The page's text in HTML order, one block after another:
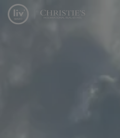
Passer le menu et aller au contenu